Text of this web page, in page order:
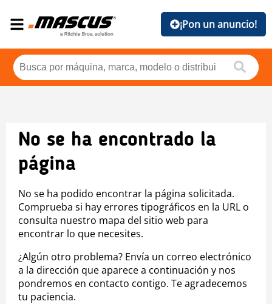
¡Pon un anuncio!
No se ha encontrado la
página
No se ha podido encontrar la página solicitada.
Comprueba si hay errores tipográficos en la URL o
consulta nuestro mapa del sitio web para
encontrar lo que necesites.
¿Algún otro problema? Envía un correo electrónico
a la dirección que aparece a continuación y nos
pondremos en contacto contigo. Te agradecemos
tu paciencia.